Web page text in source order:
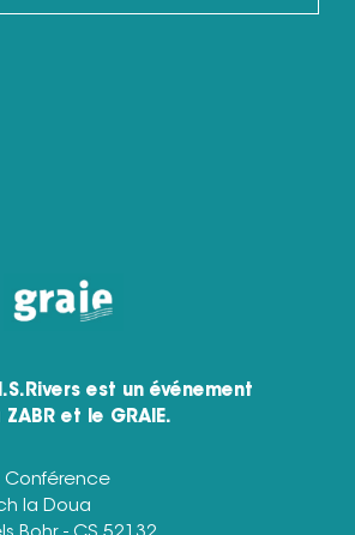
est un événement
et le GRAIE.
Conférence
la Doua